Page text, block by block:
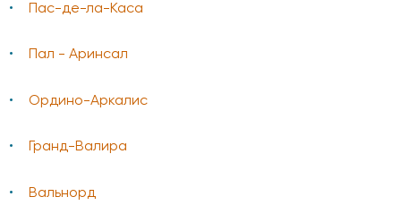
Пас-де-ла-Каса
Пал - Аринсал
Ордино-Аркалис
Гранд-Валира
Вальнорд